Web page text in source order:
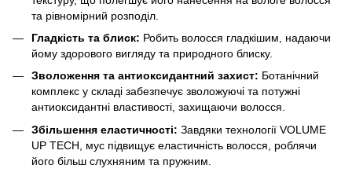
та рівномірний розподіл.
Гладкість та блиск: Робить волосся гладкішим, надаючи
йому здорового вигляду та природного блиску.
Зволоження та антиоксидантний захист: Ботанічний
комплекс у складі забезпечує зволожуючі та потужні
антиоксидантні властивості, захищаючи волосся.
Збільшення еластичності: Завдяки технології VOLUME
UP TECH, мус підвищує еластичність волосся, роблячи
його більш слухняним та пружним.